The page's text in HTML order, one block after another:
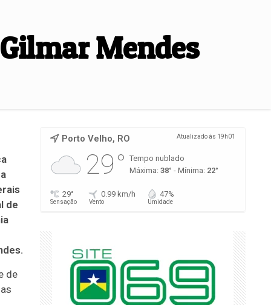
Mendes
de
de
Porto Velho, RO Atualizado às 19h01
29°
Tempo nublado
Máxima:38° - Mínima: 22°
29°
Sensação
0.99 km/h
Vento
47%
Umidade